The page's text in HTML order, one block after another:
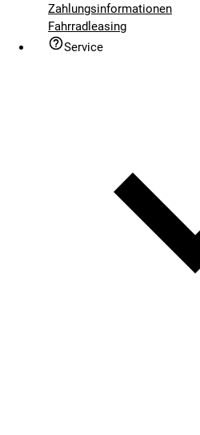
Zahlungsinformationen
Fahrradleasing
Service